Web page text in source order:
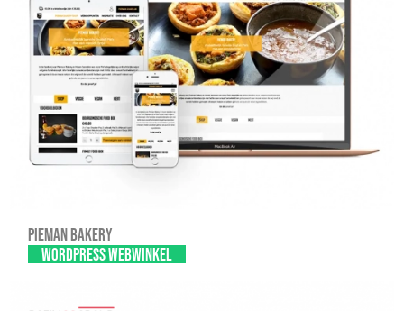
Pieman Bakery
WordPress webwinkel